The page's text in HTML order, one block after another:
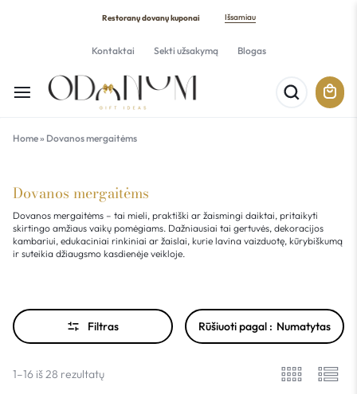
Restoranų dovanų kuponai Išsamiau
Kontaktai Sekti užsakymą Blogas
Home» Dovanos mergaitėms
Dovanos mergaitėms
Dovanos mergaitėms – tai mieli, praktiški ar žaismingi daiktai, pritaikyti
skirtingo amžiaus vaikų pomėgiams. Dažniausiai tai gertuvės, dekoracijos
kambariui, edukaciniai rinkiniai ar žaislai, kurie lavina vaizduotę, kūrybiškumą
ir suteikia džiaugsmo kasdienėje veikloje.
Filtras Rūšiuoti pagal : Numatytas
1–16 iš 28 rezultatų